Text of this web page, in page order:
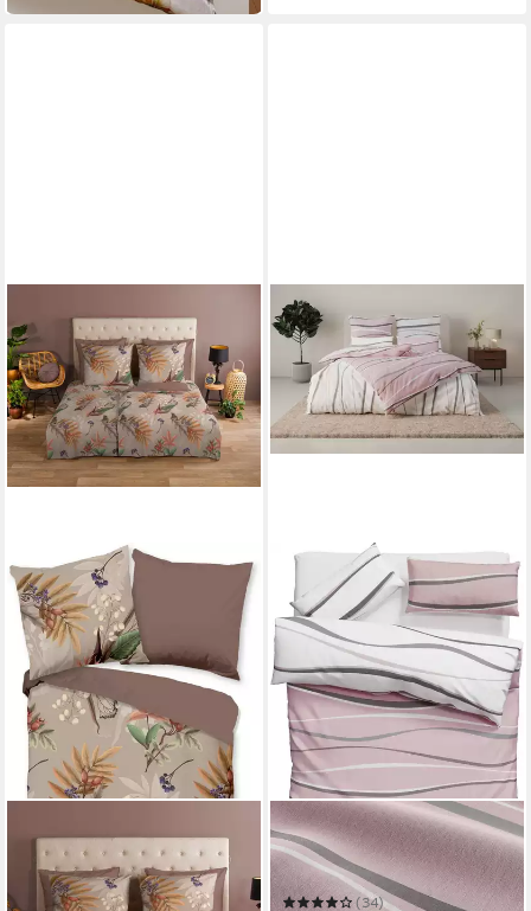
Wendebettwäsche Otso
135 x 200 cm B/L
34,99 € UVP44,95 €
OTTO HOME
Wendebettwäsche Alvara
135 x 200 cm B/L
(34)